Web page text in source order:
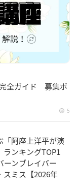
全ガイド 募集ポ
5
「阿座上洋平が演
ランキングTOP1
ーンブレイバー
スミス【2026年